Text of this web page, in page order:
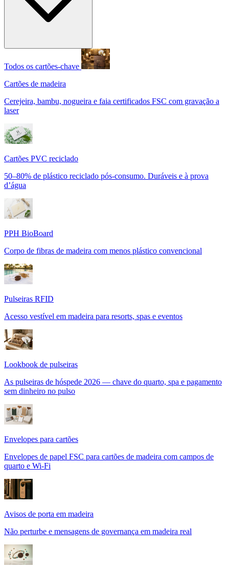
Todos os cartões-chave
Cartões de madeira
Cerejeira, bambu, nogueira e faia certificados FSC com gravação a
laser
Cartões PVC reciclado
50–80% de plástico reciclado pós-consumo. Duráveis e à prova
d’água
PPH BioBoard
Corpo de fibras de madeira com menos plástico convencional
Pulseiras RFID
Acesso vestível em madeira para resorts, spas e eventos
Lookbook de pulseiras
As pulseiras de hóspede 2026 — chave do quarto, spa e pagamento
sem dinheiro no pulso
Envelopes para cartões
Envelopes de papel FSC para cartões de madeira com campos de
quarto e Wi-Fi
Avisos de porta em madeira
Não perturbe e mensagens de governança em madeira real